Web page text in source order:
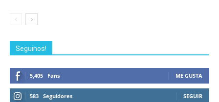
Seguinos!
5,405 Fans ME GUSTA
583 Seguidores SEGUIR